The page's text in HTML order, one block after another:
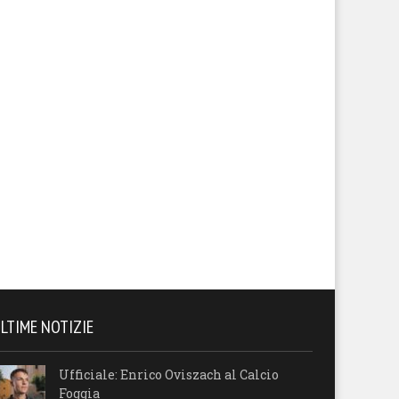
NOTIZIE
Ufficiale: Enrico Oviszach al Calcio
Foggia